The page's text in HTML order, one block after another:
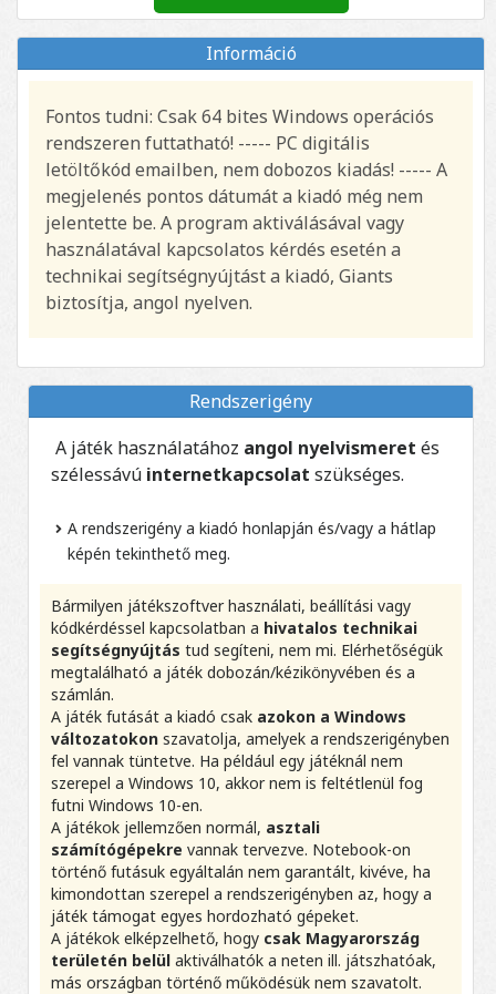
Információ
Fontos tudni: Csak 64 bites Windows operációs
rendszeren futtatható! ----- PC digitális
letöltőkód emailben, nem dobozos kiadás! ----- A
megjelenés pontos dátumát a kiadó még nem
jelentette be. A program aktiválásával vagy
használatával kapcsolatos kérdés esetén a
technikai segítségnyújtást a kiadó, Giants
biztosítja, angol nyelven.
Rendszerigény
A játék használatához angol nyelvismeret és
szélessávú internetkapcsolat szükséges.
A rendszerigény a kiadó honlapján és/vagy a hátlap
képén tekinthető meg.
Bármilyen játékszoftver használati, beállítási vagy
kódkérdéssel kapcsolatban a hivatalos technikai
segítségnyújtás tud segíteni, nem mi. Elérhetőségük
megtalálható a játék dobozán/kézikönyvében és a
számlán.
A játék futását a kiadó csak azokon a Windows
változatokon szavatolja, amelyek a rendszerigényben
fel vannak tüntetve. Ha például egy játéknál nem
szerepel a Windows 10, akkor nem is feltétlenül fog
futni Windows 10-en.
A játékok jellemzően normál, asztali
számítógépekre vannak tervezve. Notebook-on
történő futásuk egyáltalán nem garantált, kivéve, ha
kimondottan szerepel a rendszerigényben az, hogy a
játék támogat egyes hordozható gépeket.
A játékok elképzelhető, hogy csak Magyarország
területén belül aktiválhatók a neten ill. játszhatóak,
más országban történő működésük nem szavatolt.